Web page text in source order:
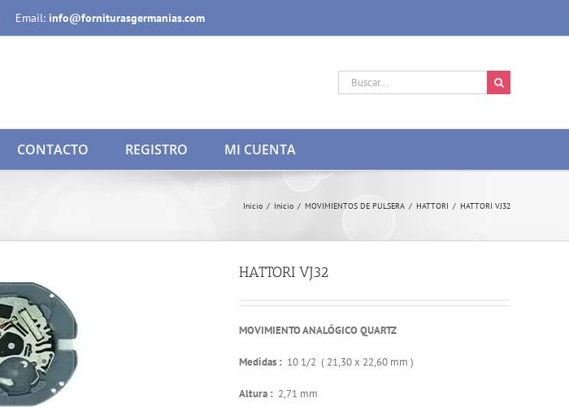
Email: info@forniturasgermanias.com
Buscar:
CONTACTO REGISTRO MI CUENTA
Inicio / Inicio / MOVIMIENTOS DE PULSERA / HATTORI / HATTORI VJ32
HATTORI VJ32
MOVIMIENTO ANALÓGICO QUARTZ
Medidas : 10 1/2 ( 21,30 x 22,60 mm )
Altura : 2,71 mm